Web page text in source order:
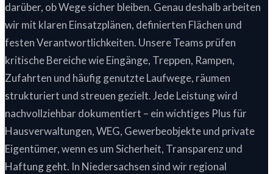
darüber, ob Wege sicher bleiben. Genau deshalb arbeiten
wir mit klaren Einsatzplänen, definierten Flächen und
festen Verantwortlichkeiten. Unsere Teams prüfen
kritische Bereiche wie Eingänge, Treppen, Rampen,
Zufahrten und häufig genutzte Laufwege, räumen
strukturiert und streuen gezielt. Jede Leistung wird
nachvollziehbar dokumentiert – ein wichtiges Plus für
Hausverwaltungen, WEG, Gewerbeobjekte und private
Eigentümer, wenn es um Sicherheit, Transparenz und
Haftung geht. In Niedersachsen sind wir regional